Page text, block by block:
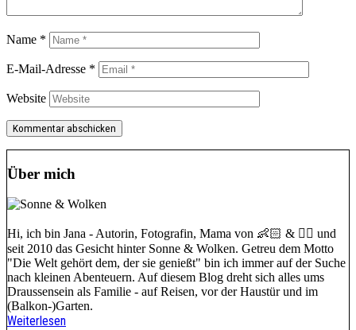
Name *
E-Mail-Adresse *
Website
Über mich
Hi, ich bin Jana - Autorin, Fotografin, Mama von 👶🏻 & 🐕‍🦺 und
seit 2010 das Gesicht hinter Sonne & Wolken. Getreu dem Motto
"Die Welt gehört dem, der sie genießt" bin ich immer auf der Suche
nach kleinen Abenteuern. Auf diesem Blog dreht sich alles ums
Draussensein als Familie - auf Reisen, vor der Haustür und im
(Balkon-)Garten.
Weiterlesen